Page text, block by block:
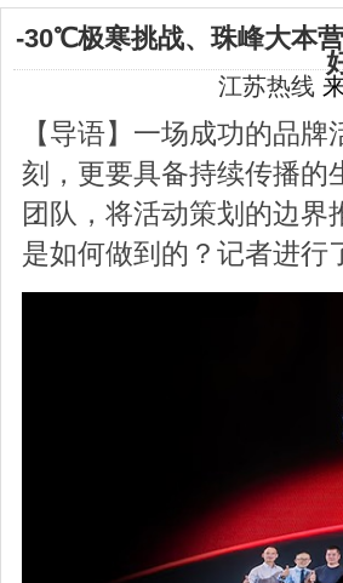
-30℃极寒挑战、珠峰大本
江苏热线
【导语】一场成功的品
刻，更要具备持续传播的
团队，将活动策划的边界
是如何做到的？记者进行